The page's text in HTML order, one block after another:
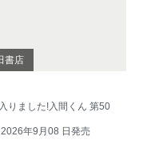
書店
りました!入間くん 第50
年9月08 日発売